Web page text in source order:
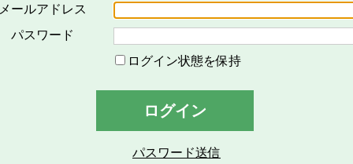
対するメールの配信その他のサービスを意味し、その具体的
「会員」とは、本サービスの利用希望者で、本規約に同意の
い、会員登録を完了した方を意味します。
「登録情報」とは、本サービスの利用のために会員が当社グ
「個人情報」とは、個人情報保護の保護に関する法律第２条
ールアドレス
パスワード
ログイン状態を保持
ログイン
パスワード送信